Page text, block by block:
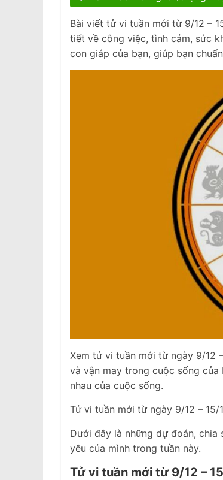
Bài viết tử vi tuần mới từ 9/12 –
tiết về công việc, tình cảm, sức
con giáp của bạn, giúp bạn
Xem tử vi tuần mới từ ngày 9/12
và vận may trong cuộc sống
nhau của cuộc sống.
Tử vi tuần mới từ ngày 9/12 –
Dưới đây là những dự đoán,
yêu của mình trong tuần này.
Tử vi tuần mới từ 9/12 –